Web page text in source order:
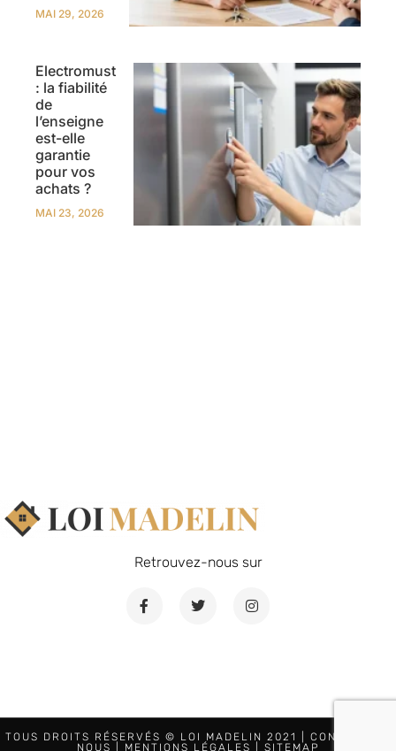
MAI 29, 2026
Electromust
: la fiabilité
de
l’enseigne
est-elle
garantie
pour vos
achats ?
MAI 23, 2026
Retrouvez-nous sur
TOUS DROITS RÉSERVÉS © LOI MADELIN 2021 | CONTACTEZ-
NOUS
MENTIONS LÉGALES SITEMAP